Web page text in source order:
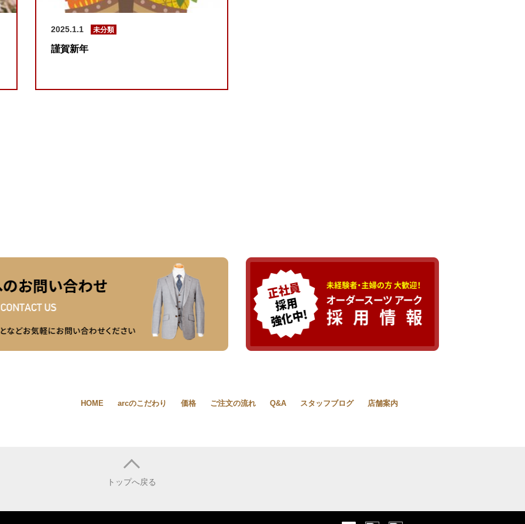
2025.1.1 未分類
謹賀新年
HOME arcのこだわり 価格 ご注文の流れ Q&A スタッフブログ 店舗案内
トップへ戻る